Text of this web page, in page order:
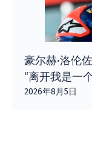
豪尔赫·洛伦
“离开我是一
2026年8月5日